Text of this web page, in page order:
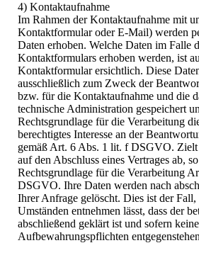
4) Kontaktaufnahme
Im Rahmen der Kontaktaufnahme mit
Kontaktformular oder E-Mail) werden
Daten erhoben. Welche Daten im Falle
Kontaktformulars erhoben werden, ist
Kontaktformular ersichtlich. Diese
ausschließlich zum Zweck der
bzw. für die Kontaktaufnahme und die
technische Administration gespeichert
Rechtsgrundlage für die Verarbeitung
berechtigtes Interesse an der
gemäß Art. 6 Abs. 1 lit. f DSGVO.
auf den Abschluss eines Vertrages ab,
Rechtsgrundlage für die Verarbeitung
DSGVO. Ihre Daten werden nach
Ihrer Anfrage gelöscht. Dies ist der Fall,
Umständen entnehmen lässt, dass der
abschließend geklärt ist und sofern
Aufbewahrungspflichten